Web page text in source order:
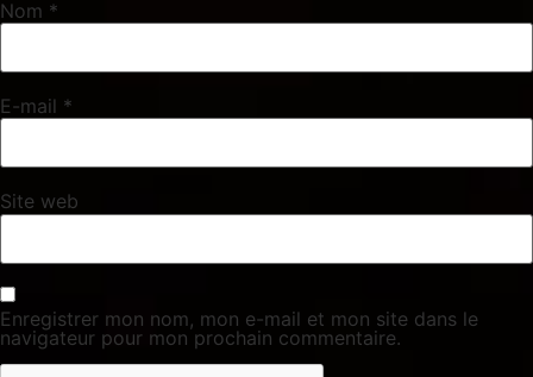
Nom *
E-mail *
Site web
Enregistrer mon nom, mon e-mail et mon site dans le
navigateur pour mon prochain commentaire.